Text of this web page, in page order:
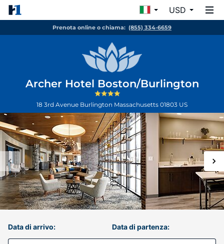
USD
Prenota online o chiama: (855) 334-6659
Archer Hotel Boston/Burlington
18 3rd Avenue Burlington Massachusetts 01803 US
Data di arrivo: Data di partenza: